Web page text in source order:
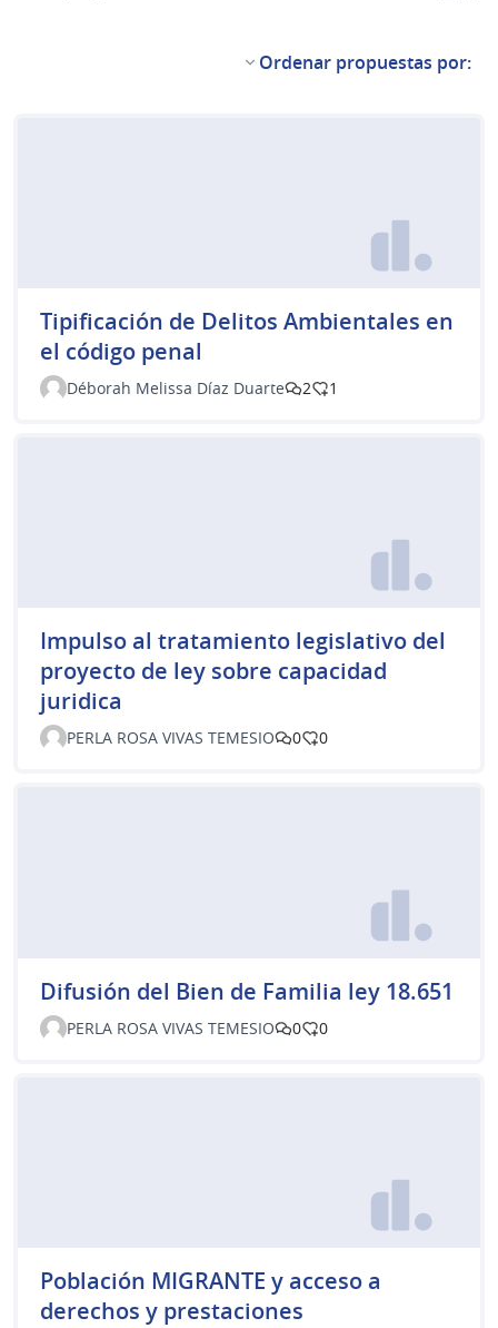
Ordenar propuestas por:
Tipificación de Delitos Ambientales en
el código penal
Déborah Melissa Díaz Duarte 2 1
Impulso al tratamiento legislativo del
proyecto de ley sobre capacidad
juridica
PERLA ROSA VIVAS TEMESIO 0 0
Difusión del Bien de Familia ley 18.651
PERLA ROSA VIVAS TEMESIO 0 0
Población MIGRANTE y acceso a
derechos y prestaciones